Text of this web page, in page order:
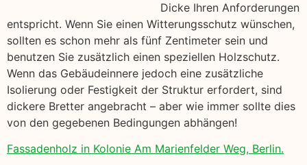
Dicke Ihren Anforderungen
entspricht. Wenn Sie einen Witterungsschutz wünschen,
sollten es schon mehr als fünf Zentimeter sein und
benutzen Sie zusätzlich einen speziellen Holzschutz.
Wenn das Gebäudeinnere jedoch eine zusätzliche
Isolierung oder Festigkeit der Struktur erfordert, sind
dickere Bretter angebracht – aber wie immer sollte dies
von den gegebenen Bedingungen abhängen!
Fassadenholz in Kolonie Am Marienfelder Weg, Berlin.